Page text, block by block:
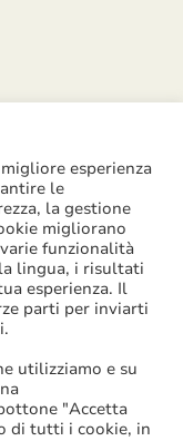
riservati | P. IVA:
esperienza
le
la gestione
migliorano
funzionalità
lingua, i risultati
esperienza. Il
parti per inviarti
utilizziamo e su
"Accetta
di tutti i cookie, in